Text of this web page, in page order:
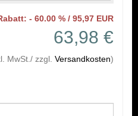
- 60.00 % / 95,97 EUR
63,98 €
MwSt./ zzgl. Versandkosten)